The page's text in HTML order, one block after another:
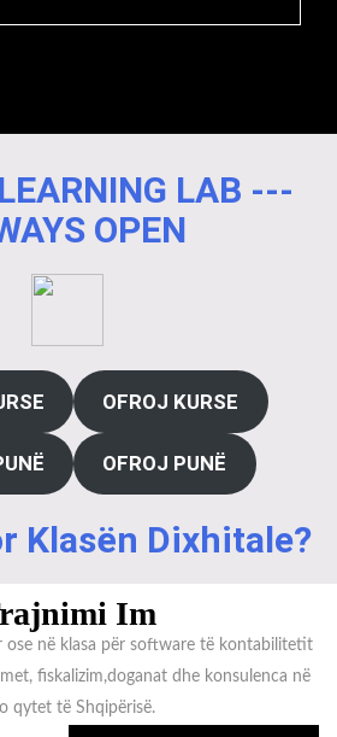
LAB ---
OPEN
OFROJ KURSE
OFROJ PUNË
Klasën Dixhitale?
Im
ose në klasa për software të kontabilitetit
fiskalizim,doganat dhe konsulenca në
qytet të Shqipërisë.